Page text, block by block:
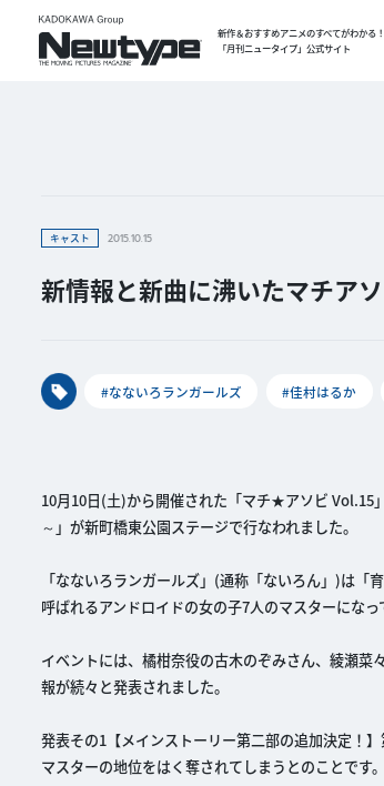
新作＆おすすめアニメのすべてがわかる！
「月刊ニュータイプ」公式サイト
キャスト 2015.10.15
新情報と新曲に沸いたマチア
#なないろランガールズ #佳村はるか
10月10日(土)から開催された「マチ★アソビ Vol.15
～」が新町橋東公園ステージで行なわれました。
「なないろランガールズ」(通称「ないろん」)は「
呼ばれるアンドロイドの女の子7人のマスターにな
イベントには、橘柑奈役の古木のぞみさん、綾瀬
報が続々と発表されました。
発表その1【メインストーリー第二部の追加決定！
マスターの地位をはく奪されてしまうとのことです。